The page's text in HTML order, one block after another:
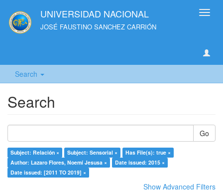
UNIVERSIDAD NACIONAL
JOSÉ FAUSTINO SANCHEZ CARRIÓN
Search
Search
Go
Subject: Relación × Subject: Sensorial ×
Has File(s): true ×
Author: Lazaro Flores, Noemí Jesusa ×
Date issued: 2015 ×
Date issued: [2011 TO 2019] ×
Show Advanced Filters